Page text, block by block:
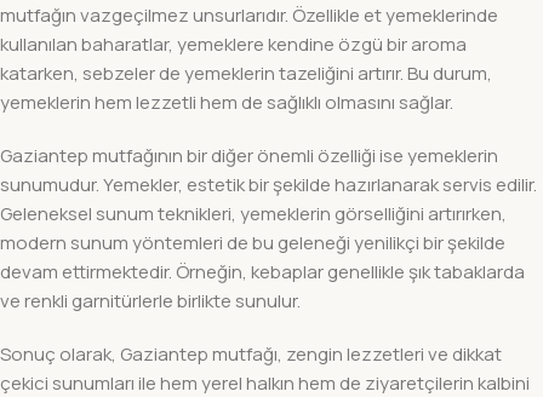
mutfağın vazgeçilmez unsurlarıdır. Özellikle et yemeklerinde
kullanılan baharatlar, yemeklere kendine özgü bir aroma
katarken, sebzeler de yemeklerin tazeliğini artırır. Bu durum,
yemeklerin hem lezzetli hem de sağlıklı olmasını sağlar.
Gaziantep mutfağının bir diğer önemli özelliği ise yemeklerin
sunumudur. Yemekler, estetik bir şekilde hazırlanarak servis edilir.
Geleneksel sunum teknikleri, yemeklerin görselliğini artırırken,
modern sunum yöntemleri de bu geleneği yenilikçi bir şekilde
devam ettirmektedir. Örneğin, kebaplar genellikle şık tabaklarda
ve renkli garnitürlerle birlikte sunulur.
Sonuç olarak, Gaziantep mutfağı, zengin lezzetleri ve dikkat
çekici sunumları ile hem yerel halkın hem de ziyaretçilerin kalbini